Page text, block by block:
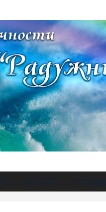
УСЛУГИ ОТЗЫВЫ